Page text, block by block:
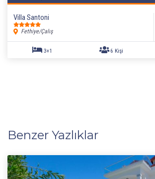
Villa Santoni
Fethiye/Çalış
Benzer Yazlıklar